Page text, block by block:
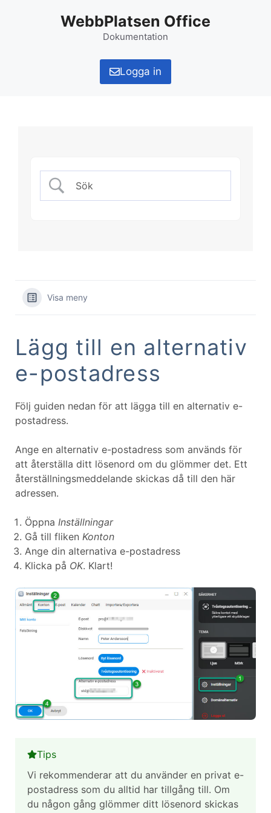
WebbPlatsen Office
Dokumentation
Logga in
Visa meny
Lägg till en alternativ
e-postadress
Följ guiden nedan för att lägga till en alternativ e-
postadress.
Ange en alternativ e-postadress som används för
att återställa ditt lösenord om du glömmer det. Ett
återställningsmeddelande skickas då till den här
adressen.
Öppna Inställningar
Gå till fliken Konton
Ange din alternativa e-postadress
Klicka på OK. Klart!
Tips
Vi rekommenderar att du använder en privat e-
postadress som du alltid har tillgång till. Om
du någon gång glömmer ditt lösenord skickas